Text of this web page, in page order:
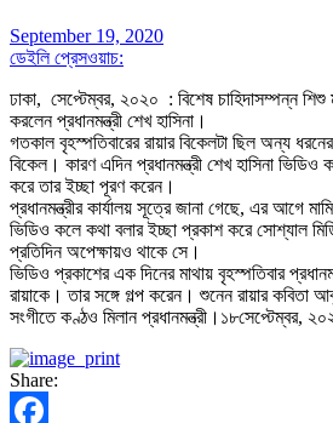
September 19, 2020
ডেইলি প্রেসওয়াচ:
ঢাকা, সেপ্টেম্বর, ২০২০ : বিশেষ চাহিদাসম্পন্ন শিশু
করলেন প্রধানমন্ত্রী শেখ হাসিনা।
গতকাল বৃহস্পতিবারের রায়ার বিকেলটা ছিল অন্য
বিকেল। কারণ এদিন প্রধানমন্ত্রী শেখ হাসিনা ভিডিও
করে তার ইচ্ছা পূরণ করেন।
প্রধানমন্ত্রীর কার্যালয় সূত্রে জানা গেছে, এর আগে
ভিডিও কলে কথা বলার ইচ্ছা প্রকাশ করে সোশ্যাল
প্রতিদিন অপেক্ষায়ও থাকে সে।
ভিডিও প্রকাশের এক দিনের মাথায় বৃহস্পতিবার
রায়াকে। তার সঙ্গে গল্প করেন। শুনেন রায়ার কবিতা
সংগীতে কণ্ঠও মিলান প্রধানমন্ত্রী।১৮সেপ্টেম্বর,
Share: